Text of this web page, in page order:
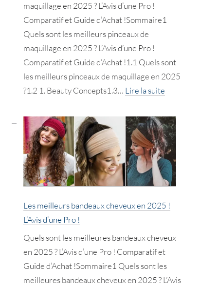
maquillage en 2025 ? L’Avis d’une Pro !
Comparatif et Guide d’Achat !Sommaire1
Quels sont les meilleurs pinceaux de
maquillage en 2025 ? L’Avis d’une Pro !
Comparatif et Guide d’Achat !1.1 Quels sont
les meilleurs pinceaux de maquillage en 2025
?1.2 1. Beauty Concepts1.3… Lire la suite
meilleurs
pinceaux
de
maquillage
en
2025
!
Les meilleurs bandeaux cheveux en 2025 !
L’Avis d’une Pro !
Quels sont les meilleures bandeaux cheveux
en 2025 ? L’Avis d’une Pro ! Comparatif et
Guide d’Achat !Sommaire1 Quels sont les
meilleures bandeaux cheveux en 2025 ? L’Avis